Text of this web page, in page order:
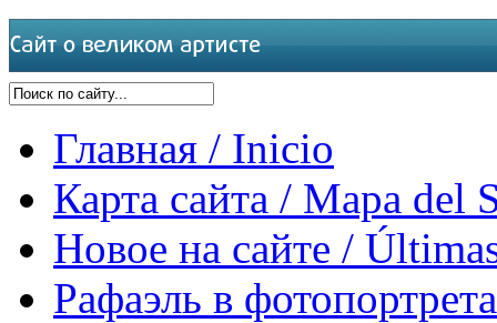
Главная / Inicio
Карта сайта / Mapa del
Новое на сайте /
Рафаэль в